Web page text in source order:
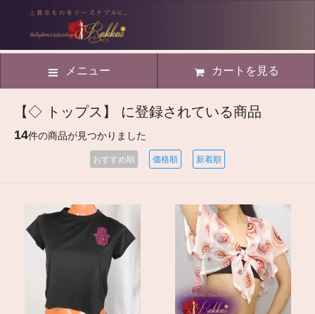
メニュー カートを見る
【◇ トップス】 に登録されている商品
14件の商品が見つかりました
おすすめ順 価格順 新着順